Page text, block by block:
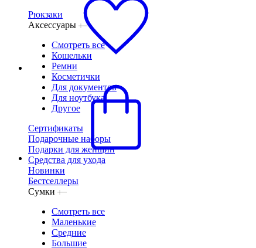
Рюкзаки
Аксессуары
Смотреть все
Кошельки
Ремни
Косметички
Для документов
Для ноутбука
Другое
Сертификаты
Подарочные наборы
Подарки для женщин
Средства для ухода
Новинки
Бестселлеры
Сумки
Смотреть все
Маленькие
Средние
Большие